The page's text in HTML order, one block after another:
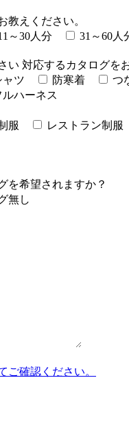
教えください。
～30人分 31～60人
い 対応するカタログを
ャツ 防寒着
つ
ルハーネス
服 レストラン制服
を希望されますか？
無し
ご確認ください。